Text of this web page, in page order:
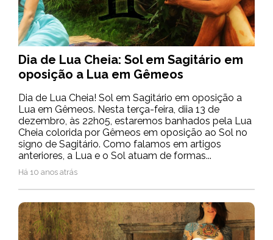
Dia de Lua Cheia: Sol em Sagitário em
oposição a Lua em Gêmeos
Dia de Lua Cheia! Sol em Sagitário em oposição a
Lua em Gêmeos. Nesta terça-feira, diia 13 de
dezembro, às 22h05, estaremos banhados pela Lua
Cheia colorida por Gêmeos em oposição ao Sol no
signo de Sagitário. Como falamos em artigos
anteriores, a Lua e o Sol atuam de formas...
Há 10 anos atrás